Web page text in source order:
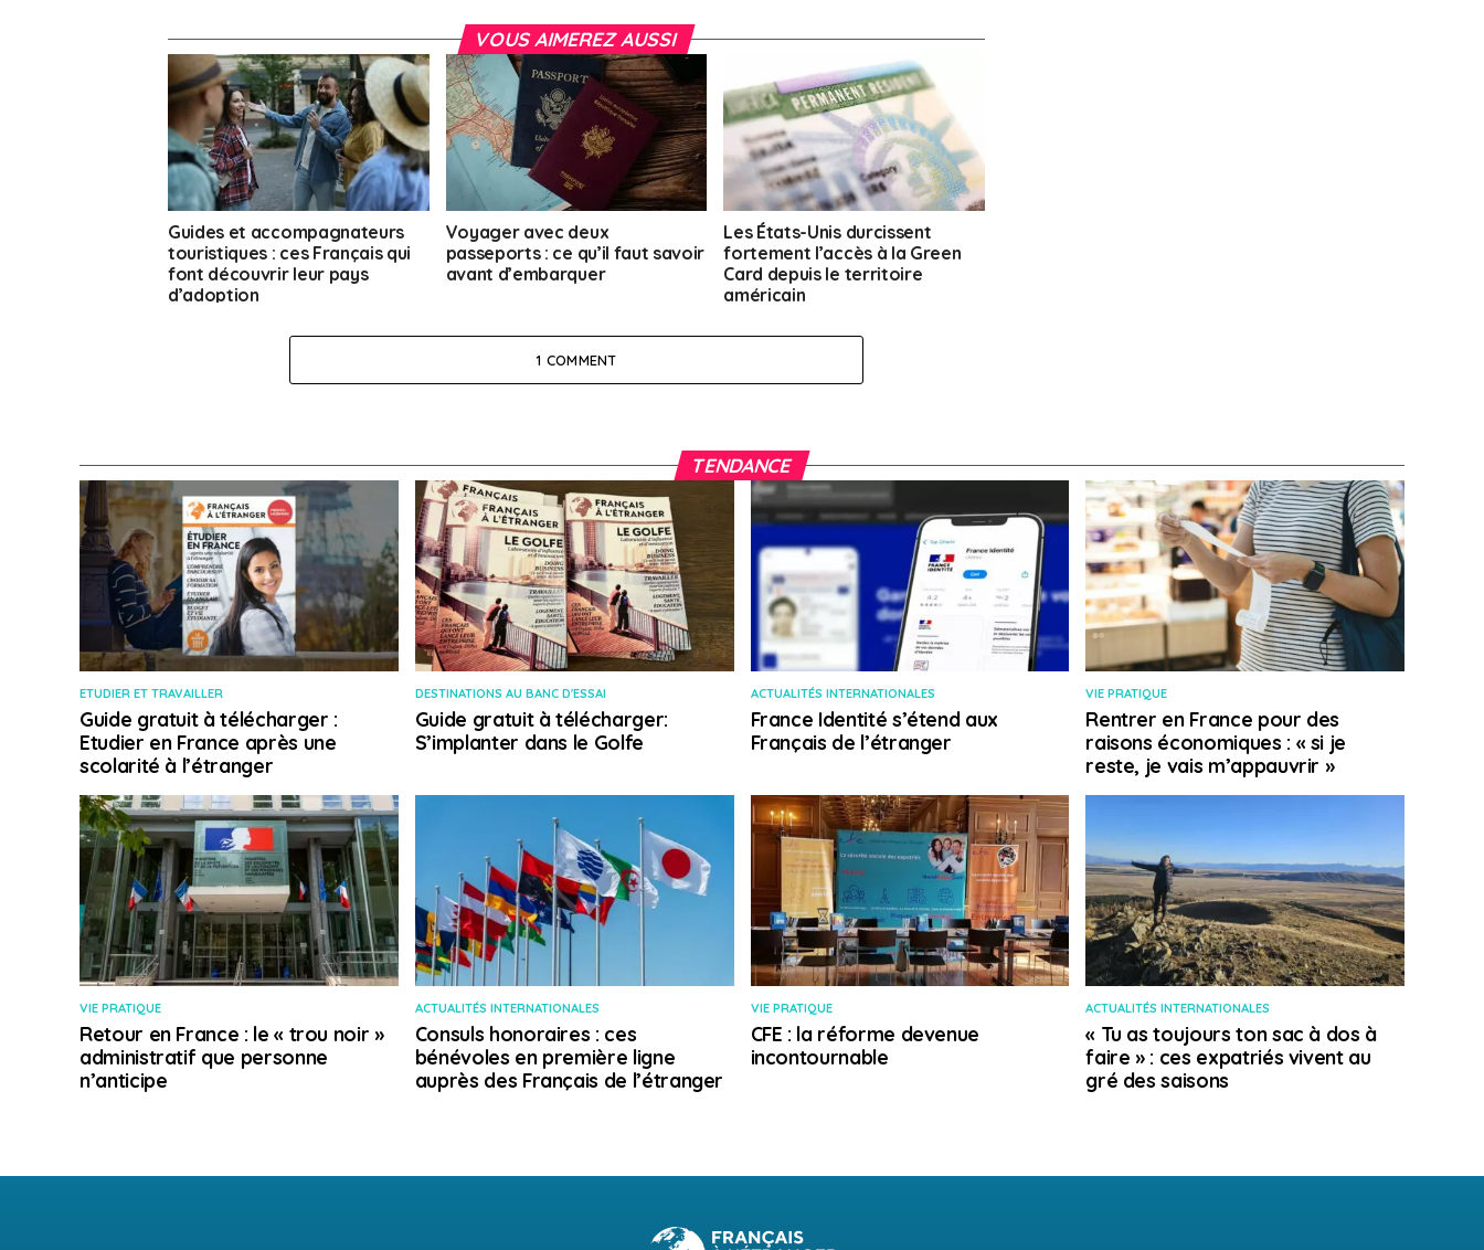
VOUS AIMEREZ AUSSI
Guides et accompagnateurs
touristiques : ces Français qui
font découvrir leur pays
d’adoption
Voyager avec deux
passeports : ce qu’il faut savoir
avant d’embarquer
Les États-Unis durcissent
fortement l’accès à la Green
Card depuis le territoire
américain
1 COMMENT
TENDANCE
ETUDIER ET TRAVAILLER
Guide gratuit à télécharger :
Etudier en France après une
scolarité à l’étranger
DESTINATIONS AU BANC D'ESSAI
Guide gratuit à télécharger:
S’implanter dans le Golfe
ACTUALITÉS INTERNATIONALES
France Identité s’étend aux
Français de l’étranger
VIE PRATIQUE
Rentrer en France pour des
raisons économiques : « si je
reste, je vais m’appauvrir »
VIE PRATIQUE
Retour en France : le « trou noir »
administratif que personne
n’anticipe
ACTUALITÉS INTERNATIONALES
Consuls honoraires : ces
bénévoles en première ligne
auprès des Français de l’étranger
VIE PRATIQUE
CFE : la réforme devenue
incontournable
ACTUALITÉS INTERNATIONALES
« Tu as toujours ton sac à dos à
faire » : ces expatriés vivent au
gré des saisons